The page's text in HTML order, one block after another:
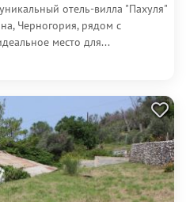
отель-вилла "Пахуля"
Черногория, рядом с
место для...